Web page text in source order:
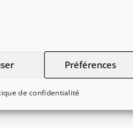
Préférences
de confidentialité